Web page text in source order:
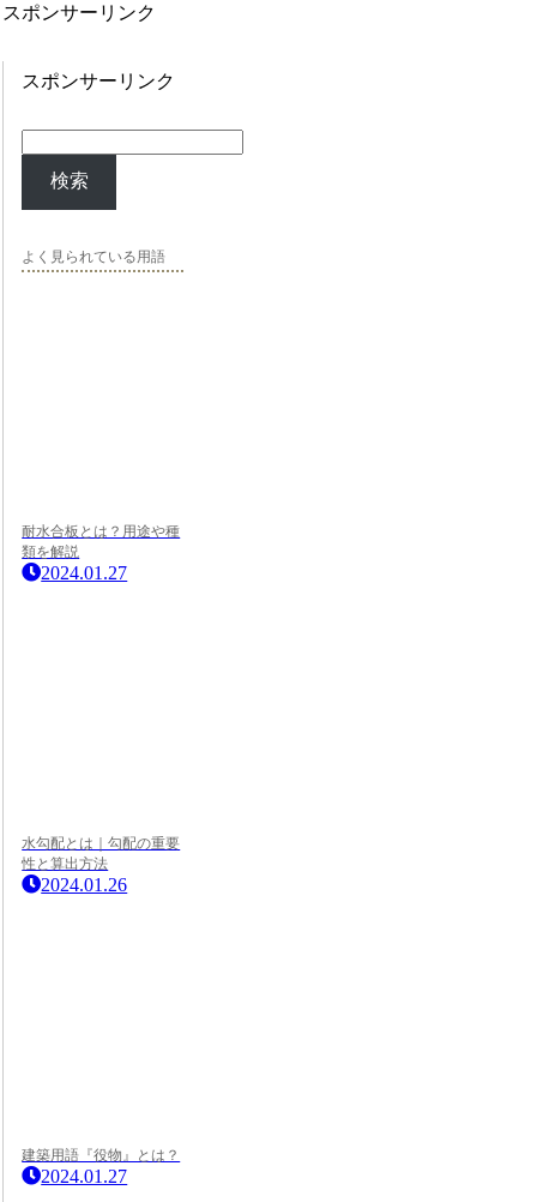
スポンサーリンク
スポンサーリンク
検索
よく見られている用語
耐水合板とは？用途や種
類を解説
2024.01.27
水勾配とは｜勾配の重要
性と算出方法
2024.01.26
建築用語『役物』とは？
2024.01.27